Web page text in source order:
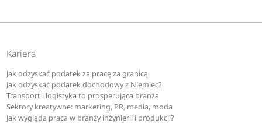
Kariera
Jak odzyskać podatek za pracę za granicą
Jak odzyskać podatek dochodowy z Niemiec?
Transport i logistyka to prosperująca branża
Sektory kreatywne: marketing, PR, media, moda
Jak wygląda praca w branży inżynierii i produkcji?